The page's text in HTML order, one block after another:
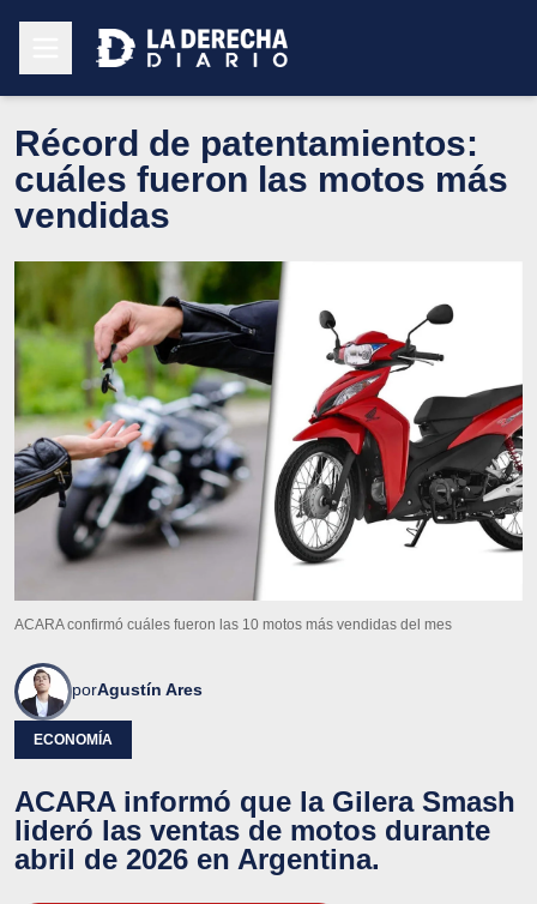
Récord de patentamientos:
cuáles fueron las motos más
vendidas
ACARA confirmó cuáles fueron las 10 motos más vendidas del mes
porAgustín Ares
ECONOMÍA
ACARA informó que la Gilera Smash
lideró las ventas de motos durante
abril de 2026 en Argentina.